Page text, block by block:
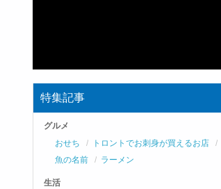
特集記事
グルメ
おせち
トロントでお刺身が買えるお店
魚の名前
ラーメン
生活